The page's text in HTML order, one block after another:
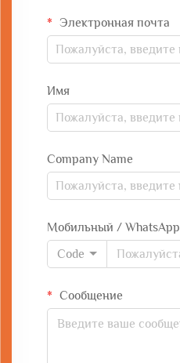
Электронная почта
Имя
Company Name
Мобильный / WhatsApp
Code
Сообщение